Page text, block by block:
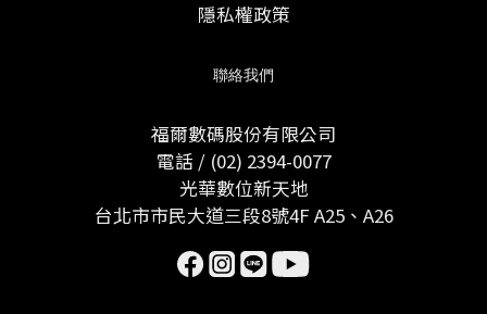
隱私權政策
聯絡我們
福爾數碼股份有限公司
電話 / (02) 2394-0077
光華數位新天地
台北市市民大道三段8號4F A25、A26